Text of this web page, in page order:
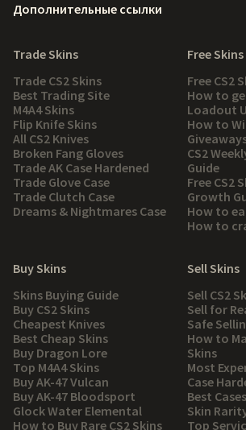
Дополнительные ссылки
Trade Skins
Trade CS2 Skins
Best Trading Site
M4A4 Skins
Flip Knife Skins
All CS2 Knives
Broken Fang Gloves
Trade AK Case Hardened
Trade Glove Case
Trade Clutch Case
Dreams & Nightmares Case
Free Skins
Free CS2
How to
Loadout
How to
CS2
Guide
Free CS2
Growth
How to
How to
Buy Skins
Skins Buying Guide
Buy CS2 Skins
Cheapest Knives
Best Cheap Skins
Buy Dragon Lore
Top M4A4 Skins
Buy AK-47 Vulcan
Buy AK-47 Bloodsport
Glock Water Elemental
How to Buy Rare CS2 Skins
Sell Skins
Sell CS2
Sell for
Safe
How to
Skins
Most
Case
Best
Skin
Top